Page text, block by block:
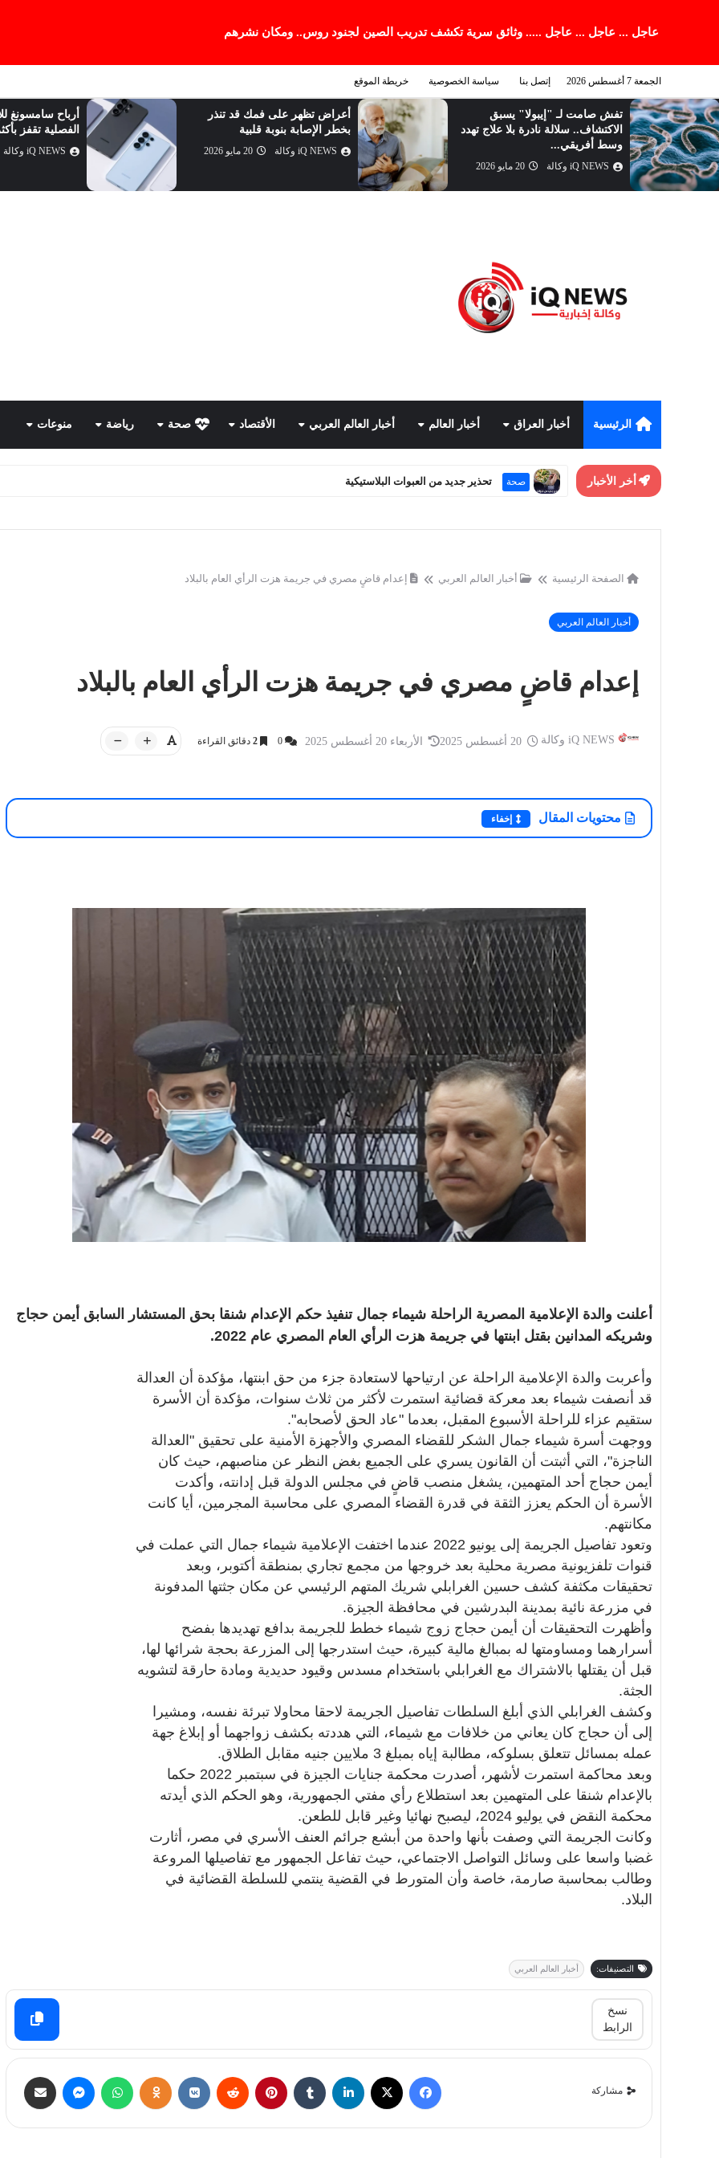
عاجل ... عاجل ... عاجل ..... وثائق سرية تكشف تدريب الصين لجنود روس.. ومكان نشرهم
الجمعة 7 أغسطس 2026 إتصل بنا سياسة الخصوصية خريطة الموقع
تفش صامت لـ "إيبولا" يسبق
الاكتشاف.. سلالة نادرة بلا علاج تهدد
وسط أفريقي...
iQ NEWS وكالة 20 مايو 2026
أعراض تظهر على فمك قد تنذر
بخطر الإصابة بنوبة قلبية
iQ NEWS وكالة 20 مايو 2026
أرباح سامسونغ
الفصلية تقفز بأكثر
iQ NEWS وكالة
الرئيسية أخبار العراق أخبار العالم أخبار العالم العربي الأقتصاد صحة رياضة منوعات
أخر الأخبار صحة تحذير جديد من العبوات البلاستيكية
الصفحة الرئيسية أخبار العالم العربي إعدام قاضٍ مصري في جريمة هزت الرأي العام بالبلاد
أخبار العالم العربي
إعدام قاضٍ مصري في جريمة هزت الرأي العام بالبلاد
iQ NEWS وكالة الأربعاء 20 أغسطس 2025 0
2 دقائق القراءة
محتويات المقال إخفاء
أعلنت والدة الإعلامية المصرية الراحلة شيماء جمال تنفيذ حكم الإعدام شنقا بحق المستشار السابق أيمن حجاج
وشريكه المدانين بقتل ابنتها في جريمة هزت الرأي العام المصري عام 2022.
وأعربت والدة الإعلامية الراحلة عن ارتياحها لاستعادة جزء من حق ابنتها، مؤكدة أن العدالة
قد أنصفت شيماء بعد معركة قضائية استمرت لأكثر من ثلاث سنوات، مؤكدة أن الأسرة
ستقيم عزاء للراحلة الأسبوع المقبل، بعدما "عاد الحق لأصحابه".
ووجهت أسرة شيماء جمال الشكر للقضاء المصري والأجهزة الأمنية على تحقيق "العدالة
الناجزة"، التي أثبتت أن القانون يسري على الجميع بغض النظر عن مناصبهم، حيث كان
أيمن حجاج أحد المتهمين، يشغل منصب قاضٍ في مجلس الدولة قبل إدانته، وأكدت
الأسرة أن الحكم يعزز الثقة في قدرة القضاء المصري على محاسبة المجرمين، أيا كانت
مكانتهم.
وتعود تفاصيل الجريمة إلى يونيو 2022 عندما اختفت الإعلامية شيماء جمال التي عملت في
قنوات تلفزيونية مصرية محلية بعد خروجها من مجمع تجاري بمنطقة أكتوبر، وبعد
تحقيقات مكثفة كشف حسين الغرابلي شريك المتهم الرئيسي عن مكان جثتها المدفونة
في مزرعة نائية بمدينة البدرشين في محافظة الجيزة.
وأظهرت التحقيقات أن أيمن حجاج زوج شيماء خطط للجريمة بدافع تهديدها بفضح
أسرارهما ومساومتها له بمبالغ مالية كبيرة، حيث استدرجها إلى المزرعة بحجة شرائها لها،
قبل أن يقتلها بالاشتراك مع الغرابلي باستخدام مسدس وقيود حديدية ومادة حارقة لتشويه
الجثة.
وكشف الغرابلي الذي أبلغ السلطات تفاصيل الجريمة لاحقا محاولا تبرئة نفسه، ومشيرا
إلى أن حجاج كان يعاني من خلافات مع شيماء، التي هددته بكشف زواجهما أو إبلاغ جهة
عمله بمسائل تتعلق بسلوكه، مطالبة إياه بمبلغ 3 ملايين جنيه مقابل الطلاق.
وبعد محاكمة استمرت لأشهر، أصدرت محكمة جنايات الجيزة في سبتمبر 2022 حكما
بالإعدام شنقا على المتهمين بعد استطلاع رأي مفتي الجمهورية، وهو الحكم الذي أيدته
محكمة النقض في يوليو 2024، ليصبح نهائيا وغير قابل للطعن.
وكانت الجريمة التي وصفت بأنها واحدة من أبشع جرائم العنف الأسري في مصر، أثارت
غضبا واسعا على وسائل التواصل الاجتماعي، حيث تفاعل الجمهور مع تفاصيلها المروعة
وطالب بمحاسبة صارمة، خاصة وأن المتورط في القضية ينتمي للسلطة القضائية في
البلاد.
التصنيفات: أخبار العالم العربي
نسخ
الرابط
مشاركة